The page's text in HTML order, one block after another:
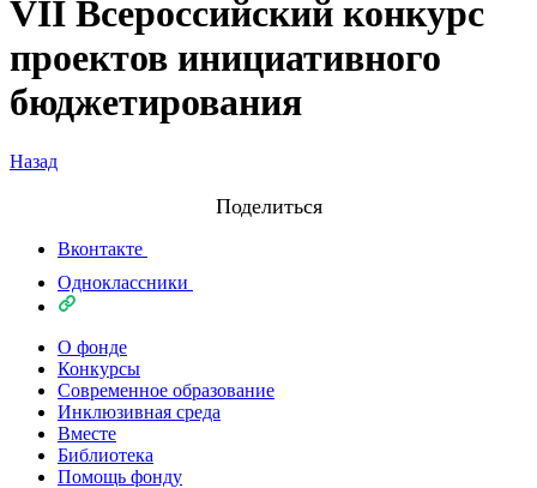
VII Всероссийский конкурс
проектов инициативного
бюджетирования
Назад
Поделиться
Вконтакте
Одноклассники
О фонде
Конкурсы
Современное образование
Инклюзивная среда
Вместе
Библиотека
Помощь фонду